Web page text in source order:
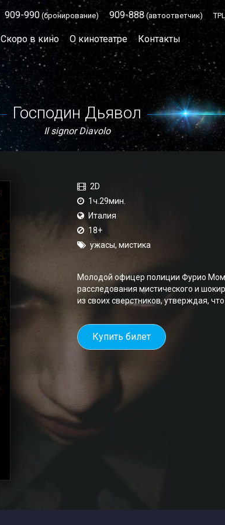
909-990 (бронирование) 909-888(автоответчик)
Скоро в кино О кинотеатре Контакты
Il signor Diavolo
Господин Дьявол
2D
1ч.29мин.
Италия
18+
ужасы, мистика
Молодой офицер полиции Фурио
расследования мистического и
из своих сверстников, утверждая,
Купить билет